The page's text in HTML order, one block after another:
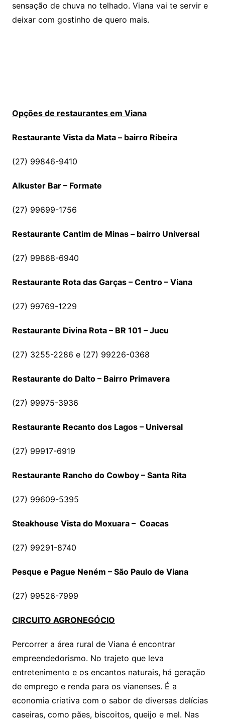
sensação de chuva no telhado. Viana vai te servir e
deixar com gostinho de quero mais.
Opções de restaurantes em Viana
Restaurante Vista da Mata – bairro Ribeira
(27) 99846-9410
Alkuster Bar – Formate
(27) 99699-1756
Restaurante Cantim de Minas – bairro Universal
(27) 99868-6940
Restaurante Rota das Garças – Centro – Viana
(27) 99769-1229
Restaurante Divina Rota – BR 101 – Jucu
(27) 3255-2286 e (27) 99226-0368
Restaurante do Dalto – Bairro Primavera
(27) 99975-3936
Restaurante Recanto dos Lagos – Universal
(27) 99917-6919
Restaurante Rancho do Cowboy – Santa Rita
(27) 99609-5395
Steakhouse Vista do Moxuara – Coacas
(27) 99291-8740
Pesque e Pague Neném – São Paulo de Viana
(27) 99526-7999
CIRCUITO AGRONEGÓCIO
Percorrer a área rural de Viana é encontrar
empreendedorismo. No trajeto que leva
entretenimento e os encantos naturais, há geração
de emprego e renda para os vianenses. É a
economia criativa com o sabor de diversas delícias
caseiras, como pães, biscoitos, queijo e mel. Nas